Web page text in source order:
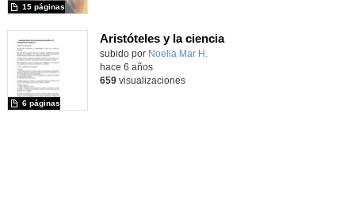
15 páginas
Aristóteles y la ciencia
Contenido educativo.
subido por Noelia Mar H.
6 páginas
hace 6 años
659visualizaciones